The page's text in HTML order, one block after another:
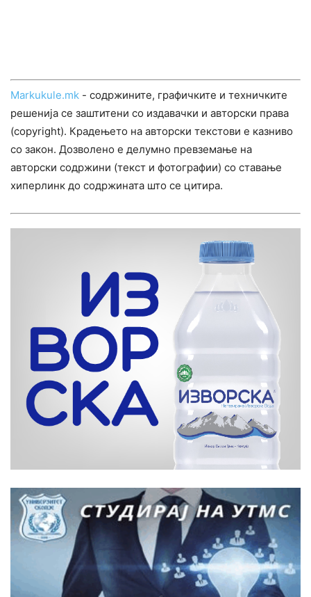
Markukule.mk - содржините, графичките и техничките
решенија се заштитени со издавачки и авторски права
(copyright). Крадењето на авторски текстови е казниво
со закон. Дозволено е делумно превземање на
авторски содржини (текст и фотографии) со ставање
хиперлинк до содржината што се цитира.